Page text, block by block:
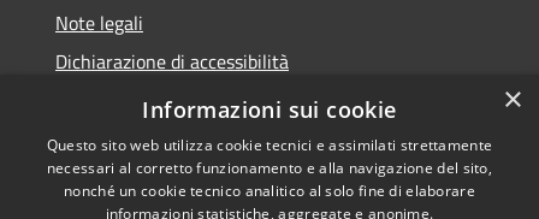
Note legali
Dichiarazione di accessibilità
Meccanismo di Feedback
×
Informazioni sui cookie
Questo sito web utilizza cookie tecnici e assimilati strettamente
necessari al corretto funzionamento e alla navigazione del sito,
nonché un cookie tecnico analitico al solo fine di elaborare
informazioni statistiche, aggregate e anonime.